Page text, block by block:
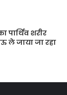
पार्थिव शरीर
ले जाया जा रहा